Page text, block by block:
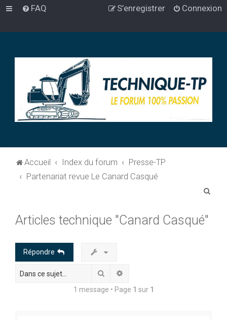
FAQ Connexion
S’enregistrer
Accueil Index du forum
Presse-TP
Partenariat revue Le Canard Casqué
Articles technique "Canard Casqué"
Répondre
Rechercher
1 message • Page 1 sur 1